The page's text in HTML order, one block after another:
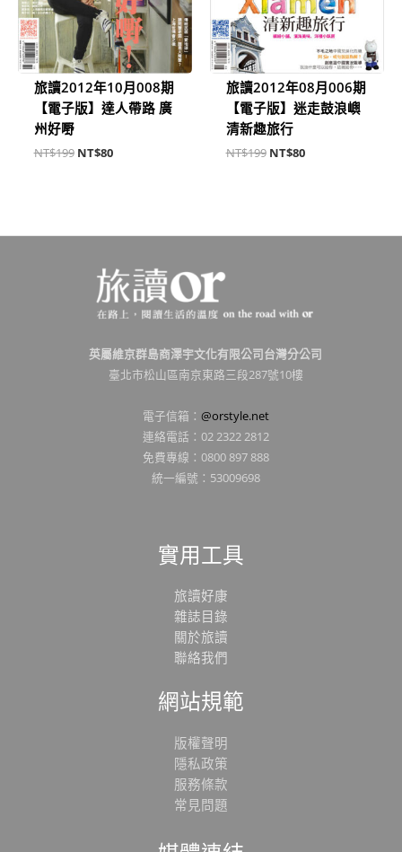
旅讀2012年10月008期
【電子版】達人帶路 廣
州好嘢
NT$199 NT$80
旅讀2012年08月006期
【電子版】迷走鼓浪嶼
清新趣旅行
NT$199 NT$80
英屬維京群島商澤宇文化有限公司台灣分公司
臺北市松山區南京東路三段287號10樓
電子信箱： @orstyle.net
連絡電話：02 2322 2812
免費專線：0800 897 888
統一編號：53009698
實用工具
旅讀好康
雜誌目錄
關於旅讀
聯絡我們
網站規範
版權聲明
隱私政策
服務條款
常見問題